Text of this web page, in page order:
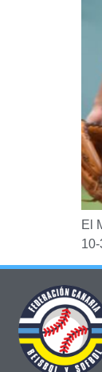
El